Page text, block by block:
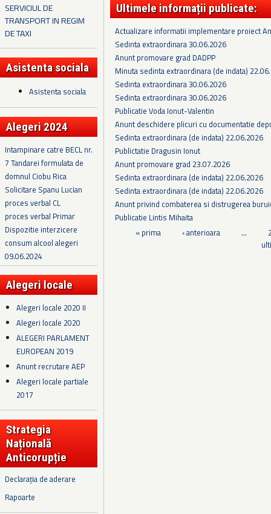
SERVICIUL DE
TRANSPORT IN REGIM
DE TAXI
Asistenta sociala
Asistenta sociala
Alegeri 2024
Intampinare catre BECL nr.
7 Tandarei formulata de
domnul Ciobu Rica
Solicitare Spanu Lucian
proces verbal CL
proces verbal Primar
Dispozitie interzicere
consum alcool alegeri
09.06.2024
Alegeri locale
Alegeri locale 2020 II
Alegeri locale 2020
ALEGERI PARLAMENT
EUROPEAN 2019
Anunt recrutare AEP
Alegeri locale partiale
2017
Strategia
Națională
Anticorupție
Declarația de aderare
Rapoarte
Ultimele informații publicate:
Actualizare informatii implementare proiect
Sedinta extraordinara 30.06.2026
Anunt promovare grad DADPP
Minuta sedinta extraordinara (de indata)
Sedinta extraordinara 30.06.2026
Sedinta extraordinara 30.06.2026
Publicatie Voda Ionut-Valentin
Anunt deschidere plicuri cu documentatie
Sedinta extraordinara (de indata) 22.06.2026
Publictatie Dragusin Ionut
Anunt promovare grad 23.07.2026
Sedinta extraordinara (de indata) 22.06.2026
Sedinta extraordinara (de indata) 22.06.2026
Anunt privind combaterea si distrugerea
Publicatie Lintis Mihaita
Pagini
« prima ‹ anterioara …